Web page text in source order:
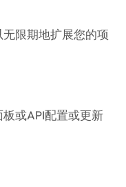
限期地扩展您的项
或API配置或更新